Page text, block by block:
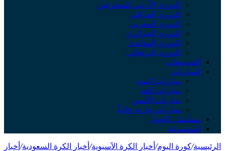
الدوري الأردني للمحترفين
الدوري العراقي
الدوري المغربي
الدوري الجزائري
الدوري الهولندي
الدوري البرتغالي
الفيديوهات
المباريات
مباريات اليوم
مباريات الغد
مباريات الأمس
مباريات جارية حالياً
مسلسل بالجول
الموسوعة
الرئيسية/كورة اليوم/ أخبار الكرة الآسيوية/ أخبار الكرة السعودية/ أخبار